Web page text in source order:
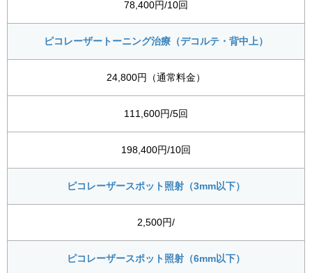
78,400円/10回
ピコレーザートーニング治療（デコルテ・背中上）
24,800円（通常料金）
111,600円/5回
198,400円/10回
ピコレーザースポット照射（3mm以下）
2,500円/
ピコレーザースポット照射（6mm以下）